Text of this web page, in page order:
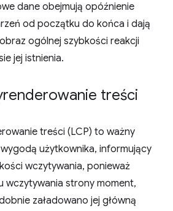
dane obejmują opóźnienie
od początku do końca i dają
ogólnej szybkości reakcji
jej istnienia.
treści
treści (LCP) to ważny
użytkownika, informujący
wczytywania, ponieważ
wczytywania strony moment,
załadowano jej główną